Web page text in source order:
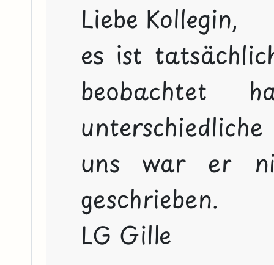
Liebe Kollegin,
es ist
uns war er
geschrieben.
LG Gille